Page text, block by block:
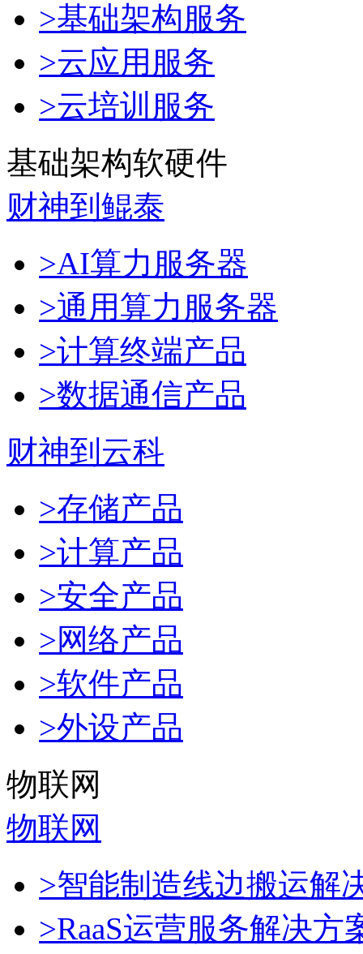
>基础架构服务
>云应用服务
>云培训服务
基础架构软硬件
财神到鲲泰
>AI算力服务器
>通用算力服务器
>计算终端产品
>数据通信产品
财神到云科
>存储产品
>计算产品
>安全产品
>网络产品
>软件产品
>外设产品
物联网
物联网
>智能制造线边搬运解
>RaaS运营服务解决方